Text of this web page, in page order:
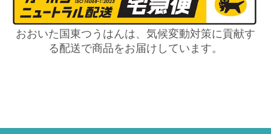
おおいた国東つうはんは、気候変動対策に貢献す
る配送で商品をお届けしています。